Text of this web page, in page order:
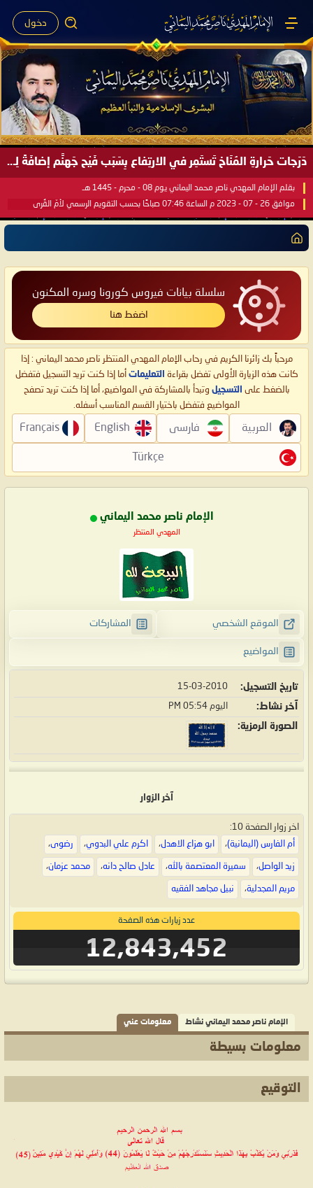
دخول
دَرَجات حَرارةِ المُنَاخ تَستَمِر في الارتِفاع بِسَبَب فَيْح جَهنَّم إضافَةً لِحرارةِ الشَّمس في مُحكَم القُرآن العَظيم ..
بقلم الإمام المهدي ناصر محمد اليماني يوم 08 - محرم - 1445 هـ
موافق 26 - 07 - 2023 م الساعة 07:46 صباحًا بحسب التقويم الرسمي لأمّ القُرى
سلسلة بيانات فيروس كورونا وسره المكنون
اضغط هنا
مرحباً بك زائرنا الكريم في رحاب الإمام المهدي المنتظر ناصر محمد اليماني : إذا
كانت هذه الزيارة الأولى تفضل بقراءة التعليمات أما إذا كنت تريد التسجيل فتفضل
بالضغط على التسجيل وتبدأ بالمشاركة في المواضيع، أما إذا كنت تريد تصفح
المواضيع فتفضل باختيار القسم المناسب أسفله.
العربية فارسی English
Français
Türkçe
الإمام ناصر محمد اليماني
المهدي المنتظر
الموقع الشخصي المشاركات
المواضيع
تاريخ التسجيل 15-03-2010
آخر نشاط اليوم 05:54 PM
الصورة الرمزية
آخر الزوار
اخر زوار الصفحة 10:
أم الفارس (اليمانية)، ابو هزاع الاهدل، اكرم علي البدوي، رضوى،
زيد الواصل، سميرة المعتصمة بالله، عادل صالح دانه، محمد عزمان،
مريم المجدلية، نبيل مجاهد الفقيه
عدد زيارات هذه الصفحة
12,843,452
الإمام ناصر محمد اليماني نشاط معلومات عني
معلومات بسيطة
التوقيع